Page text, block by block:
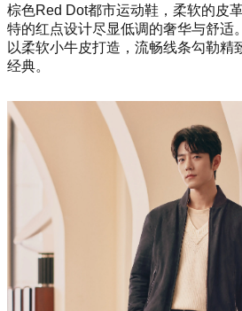
棕色Red Dot都市运动鞋，柔软的皮
特的红点设计尽显低调的奢华与舒适
以柔软小牛皮打造，流畅线条勾勒精
经典。